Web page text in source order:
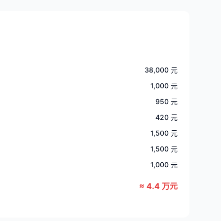
38,000 元
1,000 元
950 元
420 元
1,500 元
1,500 元
1,000 元
≈ 4.4 万元